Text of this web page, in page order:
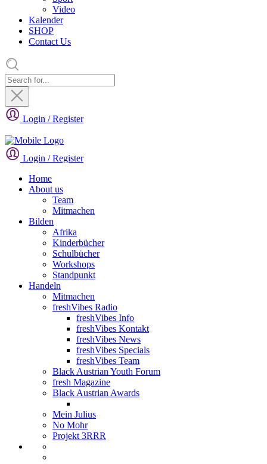
Video
Kalender
SHOP
Contact Us
Login / Register
Login / Register
Home
About us
Team
Mitmachen
Bilden
Afrika
Kinderbücher
Schulbücher
Workshops
Standpunkt
Handeln
Mitmachen
freshVibes Radio
freshVibes Info
freshVibes Kontakt
freshVibes News
freshVibes Specials
freshVibes Team
Black Austrian Youth Forum
fresh Magazine
Black Austrian Awards
Mein Julius
No Mohr
Projekt 3RRR